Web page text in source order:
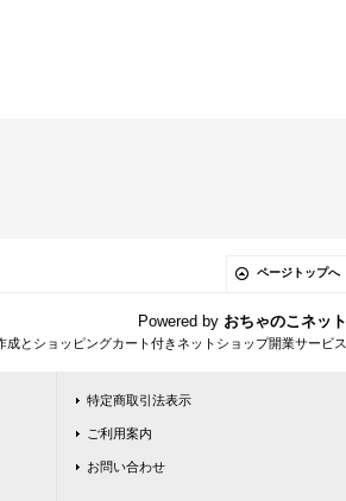
ページトップへ
Powered by おちゃのこネット
成とショッピングカート付きネットショップ開業サービス
特定商取引法表示
ご利用案内
お問い合わせ